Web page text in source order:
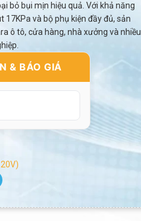
bỏ bụi mịn hiệu quả. Với khả năng
17KPa và bộ phụ kiện đầy đủ, sản
ô tô, cửa hàng, nhà xưởng và nhiều
& BÁO GIÁ